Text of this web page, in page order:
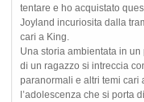
tentare e ho acquistato
Joyland incuriosita dalla
cari a King.
Una storia ambientata in
di un ragazzo si intreccia
paranormali e altri temi cari
l’adolescenza che si porta